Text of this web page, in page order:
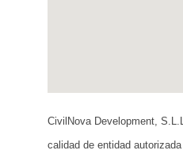
CivilNova Development,
calidad de entidad